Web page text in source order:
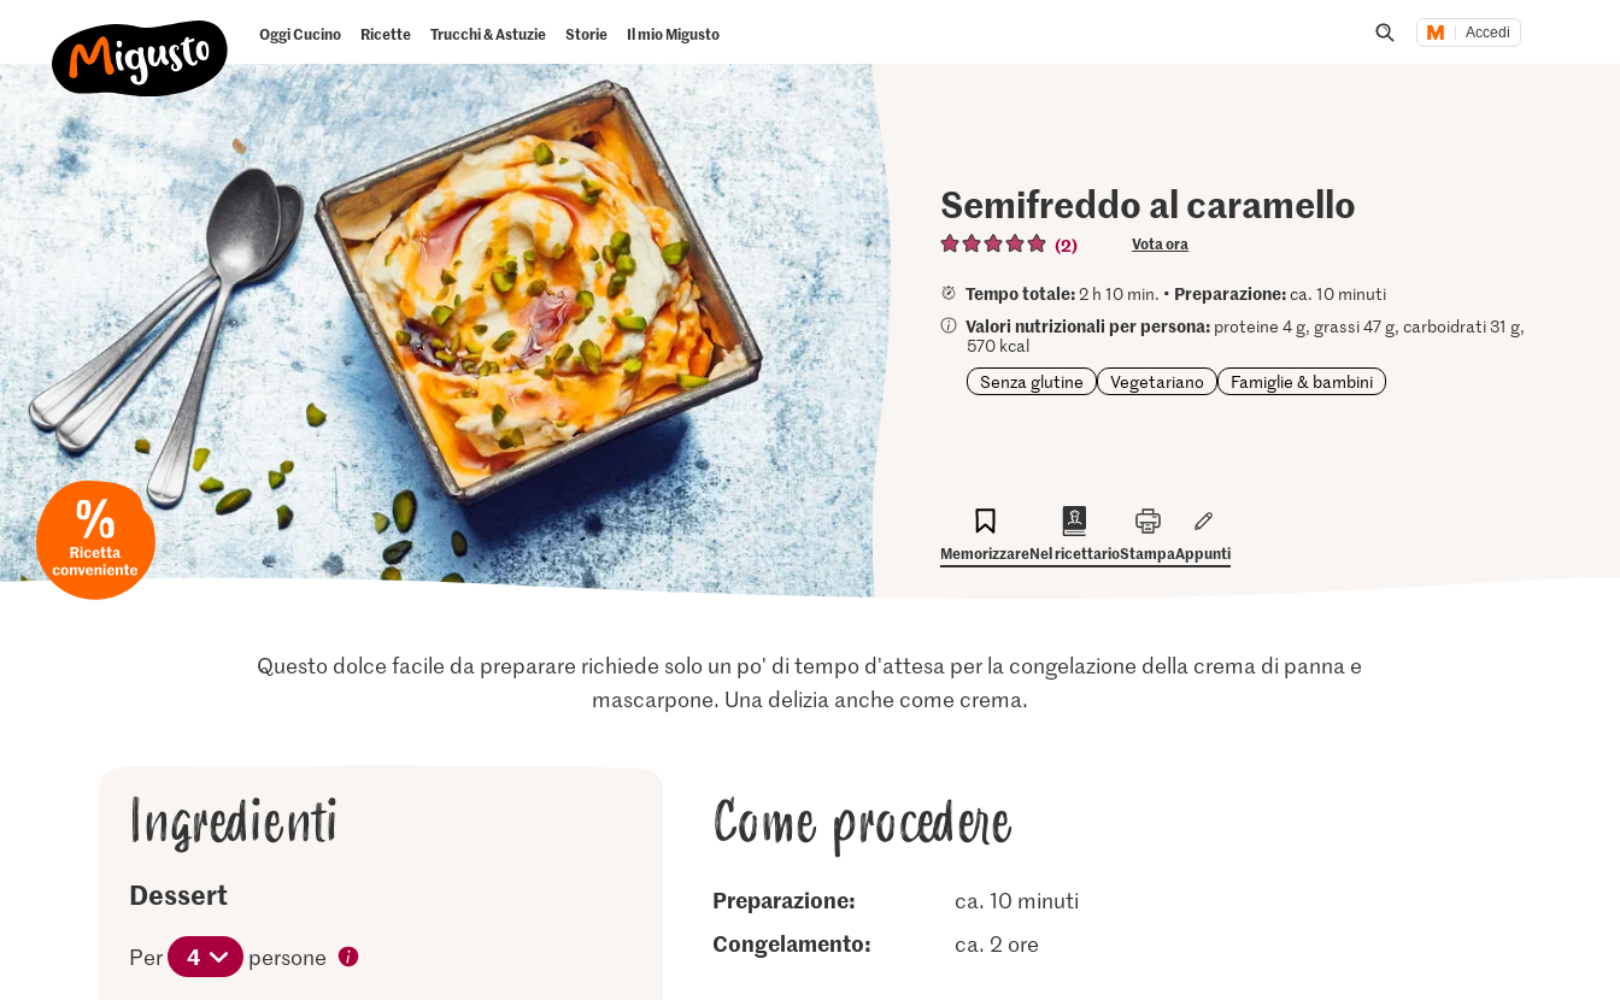
Oggi Cucino Ricette Trucchi & Astuzie Storie Il mio Migusto Accedi
Semifreddo al caramello
(2) Vota ora
Tempo totale:2 h 10 min. • Preparazione:ca. 10 minuti
Valori nutrizionali per persona: proteine 4 g, grassi 47 g, carboidrati 31 g,
570 kcal
Senza glutine
Vegetariano Famiglie & bambini
MemorizzareNel ricettarioStampaAppunti
Questo dolce facile da preparare richiede solo un po' di tempo d'attesa per la congelazione della crema di panna e
mascarpone. Una delizia anche come crema.
Ingredienti
Dessert
Per 4 persone
Come procedere
Preparazione: ca. 10 minuti
congelamento: ca. 2 ore